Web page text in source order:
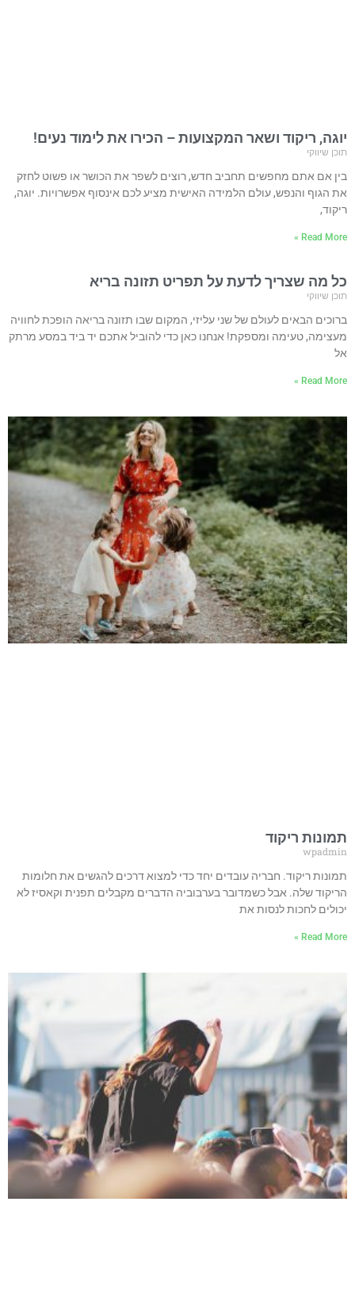
יוגה, ריקוד ושאר המקצועות – הכירו את לימוד נעים!
תוכן שיווקי
בין אם אתם מחפשים תחביב חדש, רוצים לשפר את הכושר או פשוט לחזק
את הגוף והנפש, עולם הלמידה האישית מציע לכם אינסוף אפשרויות. יוגה,
ריקוד,
Read More »
כל מה שצריך לדעת על תפריט תזונה בריא
תוכן שיווקי
ברוכים הבאים לעולם של שני עליזי, המקום שבו תזונה בריאה הופכת לחוויה
מעצימה, טעימה ומספקת! אנחנו כאן כדי להוביל אתכם יד ביד במסע מרתק
אל
Read More »
תמונות ריקוד
wpadmin
תמונות ריקוד. חבריה עובדים יחד כדי למצוא דרכים להגשים את חלומות
הריקוד שלה. אבל כשמדובר בערבוביה הדברים מקבלים תפנית וקאסיז לא
יכולים לחכות לנסות את
Read More »